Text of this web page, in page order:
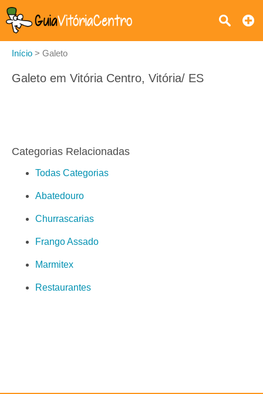
Início > Galeto
Galeto em Vitória Centro, Vitória/ ES
Categorias Relacionadas
Todas Categorias
Abatedouro
Churrascarias
Frango Assado
Marmitex
Restaurantes